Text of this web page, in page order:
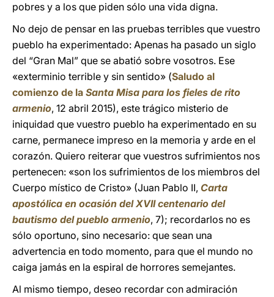
pobres y a los que piden sólo una vida digna.
No dejo de pensar en las pruebas terribles que vuestro
pueblo ha experimentado: Apenas ha pasado un siglo
del “Gran Mal” que se abatió sobre vosotros. Ese
«exterminio terrible y sin sentido» (Saludo al
comienzo de la Santa Misa para los fieles de rito
armenio, 12 abril 2015), este trágico misterio de
iniquidad que vuestro pueblo ha experimentado en su
carne, permanece impreso en la memoria y arde en el
corazón. Quiero reiterar que vuestros sufrimientos nos
pertenecen: «son los sufrimientos de los miembros del
Cuerpo místico de Cristo» (Juan Pablo II, Carta
apostólica en ocasión del XVII centenario del
bautismo del pueblo armenio, 7); recordarlos no es
sólo oportuno, sino necesario: que sean una
advertencia en todo momento, para que el mundo no
caiga jamás en la espiral de horrores semejantes.
Al mismo tiempo, deseo recordar con admiración